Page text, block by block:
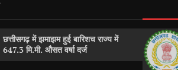
छत्तीसगढ़ में झमाझम हुई बारिशच राज्य में
647.3 मि.मी. औसत वर्षा दर्ज